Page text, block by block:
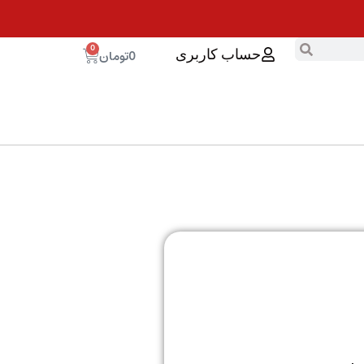
حساب کاربری 0تومان 0